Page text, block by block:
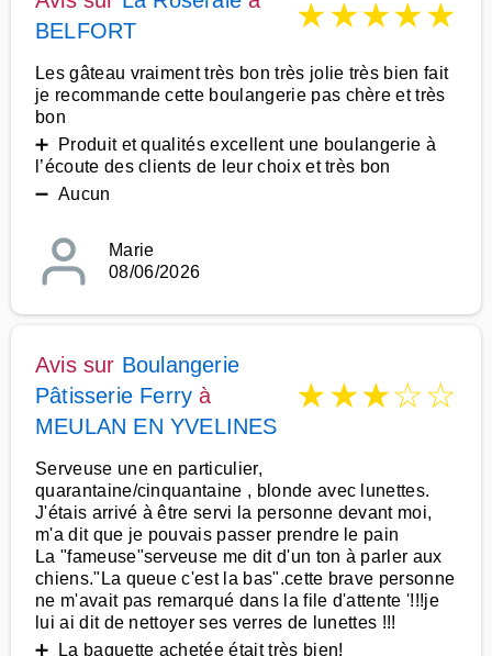
BELFORT
★★★★★
Les gâteau vraiment très bon très jolie très bien fait
je recommande cette boulangerie pas chère et très
bon
➕ Produit et qualités excellent une boulangerie à
l’écoute des clients de leur choix et très bon
➖ Aucun
Marie
08/06/2026
Avis sur Boulangerie
Pâtisserie Ferry à
MEULAN EN YVELINES
★★★☆☆
Serveuse une en particulier,
quarantaine/cinquantaine , blonde avec lunettes.
J'étais arrivé à être servi la personne devant moi,
m'a dit que je pouvais passer prendre le pain
La "fameuse"serveuse me dit d'un ton à parler aux
chiens."La queue c'est la bas".cette brave personne
ne m'avait pas remarqué dans la file d'attente '!!!je
lui ai dit de nettoyer ses verres de lunettes !!!
➕ La baguette achetée était très bien!